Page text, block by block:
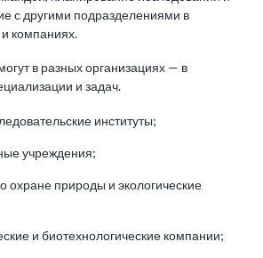
с другими подразделениями в
компаниях.
в разных организациях — в
и задач.
институты;
учреждения;
охране природы и экологические
и биотехнологические компании;